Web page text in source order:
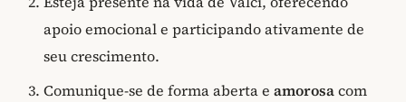
apoio emocional e participando ativamente de
seu crescimento.
Comunique-se de forma aberta e amorosacom